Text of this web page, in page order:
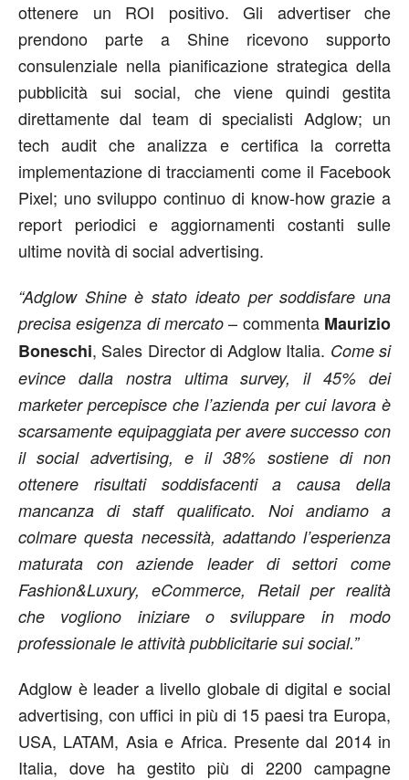
ottenere un ROI positivo. Gli advertiser che
prendono parte a Shine ricevono supporto
consulenziale nella pianificazione strategica della
pubblicità sui social, che viene quindi gestita
direttamente dal team di specialisti Adglow; un
tech audit che analizza e certifica la corretta
implementazione di tracciamenti come il Facebook
Pixel; uno sviluppo continuo di know-how grazie a
report periodici e aggiornamenti costanti sulle
ultime novità di social advertising.
“Adglow Shine è stato ideato per soddisfare una
precisa esigenza di mercato – commenta Maurizio
Boneschi, Sales Director di Adglow Italia. Come si
evince dalla nostra ultima survey, il 45% dei
marketer percepisce che l’azienda per cui lavora è
scarsamente equipaggiata per avere successo con
il social advertising, e il 38% sostiene di non
ottenere risultati soddisfacenti a causa della
mancanza di staff qualificato. Noi andiamo a
colmare questa necessità, adattando l’esperienza
maturata con aziende leader di settori come
Fashion&Luxury, eCommerce, Retail per realità
che vogliono iniziare o sviluppare in modo
professionale le attività pubblicitarie sui social.”
Adglow è leader a livello globale di digital e social
advertising, con uffici in più di 15 paesi tra Europa,
USA, LATAM, Asia e Africa. Presente dal 2014 in
Italia, dove ha gestito più di 2200 campagne